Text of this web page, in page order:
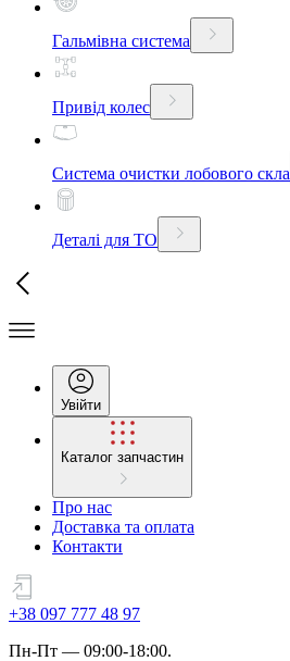
Гальмівна система
Привід колес
Система очистки лобового скла
Деталі для ТО
Увійти
Каталог запчастин
Про нас
Доставка та оплата
Контакти
+38 097 777 48 97
Пн-Пт — 09:00-18:00.